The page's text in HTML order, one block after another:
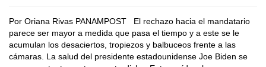
Por Oriana Rivas PANAMPOST El rechazo hacia el mandatario
parece ser mayor a medida que pasa el tiempo y a este se le
acumulan los desaciertos, tropiezos y balbuceos frente a las
cámaras. La salud del presidente estadounidense Joe Biden se